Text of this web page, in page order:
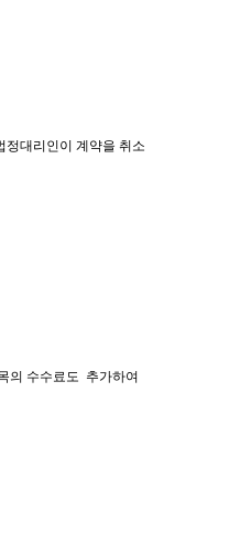
정대리인이 계약을 취소
의 수수료도 추가하여